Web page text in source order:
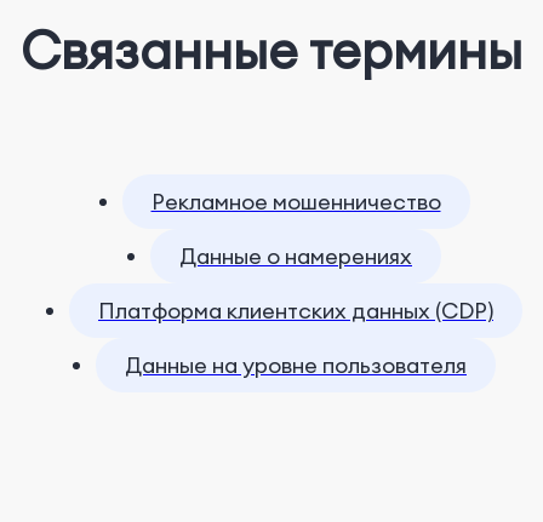
Связанные термины
Рекламное мошенничество
Данные о намерениях
Платформа клиентских данных (CDP)
Данные на уровне пользователя